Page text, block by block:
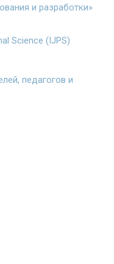
и разработки»
Science (IJPS)
педагогов и